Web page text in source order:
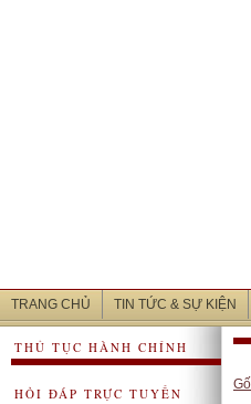
TRANG CHỦ TIN TỨC & SỰ KIỆN
THỦ TỤC HÀNH CHÍNH
HỎI ĐÁP TRỰC TUYẾN